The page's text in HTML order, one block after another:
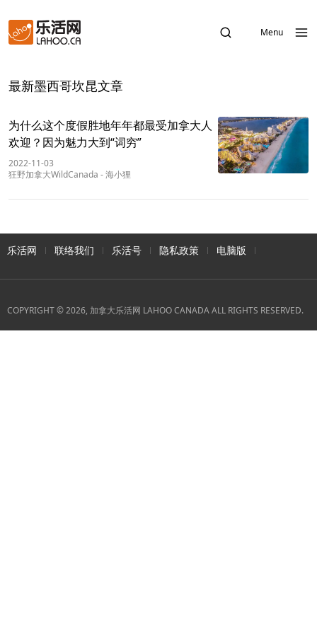
Menu
最新墨西哥坎昆文章
为什么这个度假胜地年年都最受加拿大人
欢迎？因为魅力大到“词穷”
2022-11-03
狂野加拿大WildCanada -海小狸
乐活网 联络我们 乐活号 隐私政策 电脑版
COPYRIGHT © 2026, 加拿大乐活网 LAHOO CANADA ALL RIGHTS RESERVED.